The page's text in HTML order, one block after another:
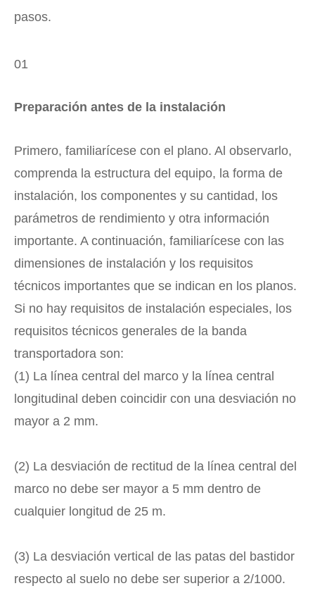
pasos.
01
Preparación antes de la instalación
Primero, familiarícese con el plano. Al observarlo,
comprenda la estructura del equipo, la forma de
instalación, los componentes y su cantidad, los
parámetros de rendimiento y otra información
importante. A continuación, familiarícese con las
dimensiones de instalación y los requisitos
técnicos importantes que se indican en los planos.
Si no hay requisitos de instalación especiales, los
requisitos técnicos generales de la banda
transportadora son:
(1) La línea central del marco y la línea central
longitudinal deben coincidir con una desviación no
mayor a 2 mm.
(2) La desviación de rectitud de la línea central del
marco no debe ser mayor a 5 mm dentro de
cualquier longitud de 25 m.
(3) La desviación vertical de las patas del bastidor
respecto al suelo no debe ser superior a 2/1000.